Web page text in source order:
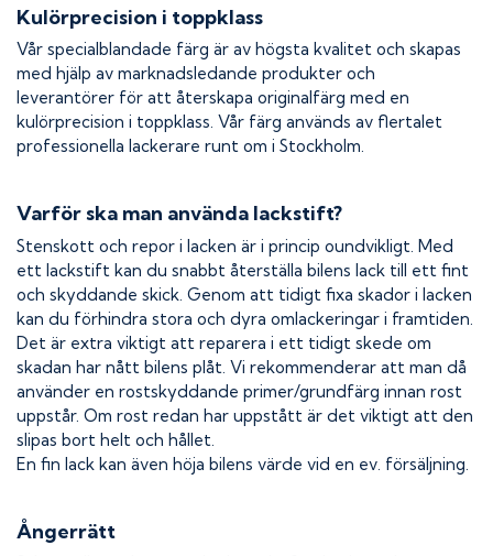
Kulörprecision i toppklass
Vår specialblandade färg är av högsta kvalitet och skapas
med hjälp av marknadsledande produkter och
leverantörer för att återskapa originalfärg med en
kulörprecision i toppklass. Vår färg används av flertalet
professionella lackerare runt om i Stockholm.
Varför ska man använda lackstift?
Stenskott och repor i lacken är i princip oundvikligt. Med
ett lackstift kan du snabbt återställa bilens lack till ett fint
och skyddande skick. Genom att tidigt fixa skador i lacken
kan du förhindra stora och dyra omlackeringar i framtiden.
Det är extra viktigt att reparera i ett tidigt skede om
skadan har nått bilens plåt. Vi rekommenderar att man då
använder en rostskyddande primer/grundfärg innan rost
uppstår. Om rost redan har uppstått är det viktigt att den
slipas bort helt och hållet.
En fin lack kan även höja bilens värde vid en ev. försäljning.
Ångerrätt